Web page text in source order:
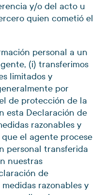
y/o del acto u
quien cometió el
personal a un
(i) transferimos
limitados y
por
de protección de la
esta Declaración de
razonables y
el agente procese
personal transferida
nuestras
de
razonables y